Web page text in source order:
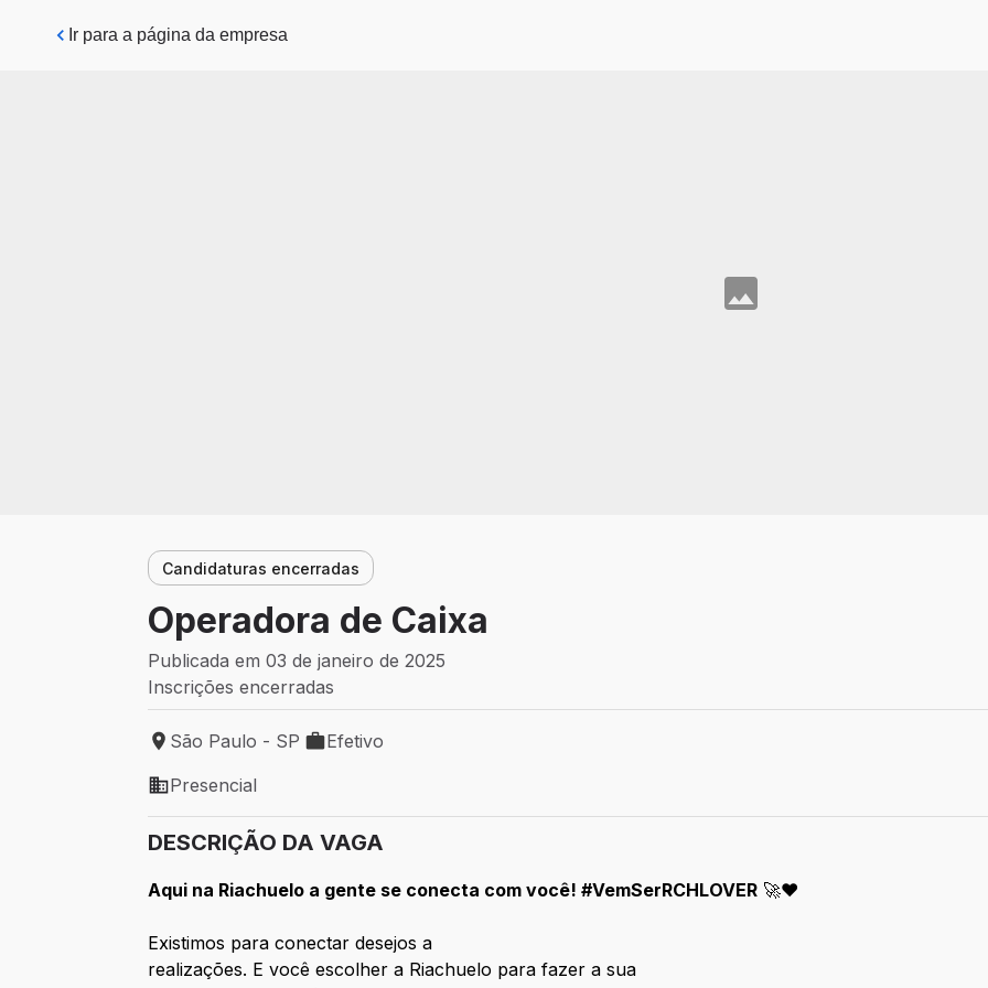
Pular para o conteúdo principal
Ir para a página da empresa
Candidaturas encerradas
Operadora de Caixa
Publicada em 03 de janeiro de 2025
Inscrições encerradas
Local de trabalho: São Paulo - SP
São Paulo - SP
Tipo de vaga: Efetivo
Efetivo
Modelo de trabalho: Presencial
Presencial
DESCRIÇÃO DA VAGA
Aqui na Riachuelo a gente se conecta com você! #VemSerRCHLOVER 🚀❤️
Existimos para conectar desejos a
realizações. E você escolher a Riachuelo para fazer a sua